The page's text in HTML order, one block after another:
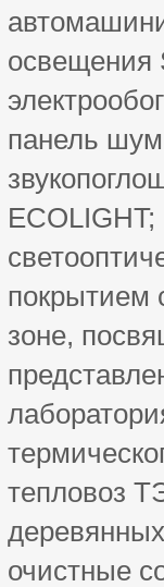
освещения
панель
покрытием
зоне,
тепловоз
очистные